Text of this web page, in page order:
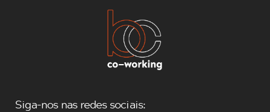
Siga-nos nas redes sociais: